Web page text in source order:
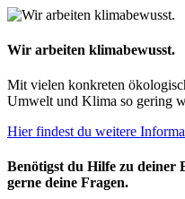
Wir arbeiten klimabewusst.
Mit vielen konkreten
Umwelt und Klima so gering
Hier findest du weitere
Benötigst du Hilfe zu deiner
gerne deine Fragen.